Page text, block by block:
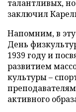
талантливых,
заключил
Напомним, в эту
День
1939 году и
развитием
культуры –
активного